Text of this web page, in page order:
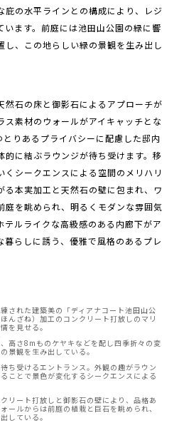
庇の水平ラインとの構成により、レジ
います。前庭には池田山公園の緑に響
し、この地らしい緑の景観を生み出し
然石の床と御影石によるアプローチが
ス素材のウォールがアイキャッチとな
りあるプライバシーに配慮した邸内
的に結ぶラウンジが待ち受けます。移
シークエンスによる空間のメリハリ
る本実加工と天然石の壁に包まれ、ワ
庭を眺められ、明るくモダンな雰囲気
テルライクな高級感のある内廊下がア
暮らしに誘う、優雅で風格のあるプレ
された建築美の「ディアナコート池田山公
んざね）加工のコンクリート打放しのマリ
を見せる。
高さ8mものケヤキなどを配し四季折々の変
景観を生み出している。
ち受けるエントランス。外観の趣がラウン
ことで景色が変化するシークエンスによる
リート打放しと御影石の壁により、品格あ
ールからは前庭の植栽と巨石を眺められ、
している。